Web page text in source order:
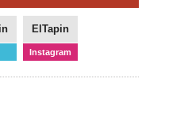
ElTapin
Instagram